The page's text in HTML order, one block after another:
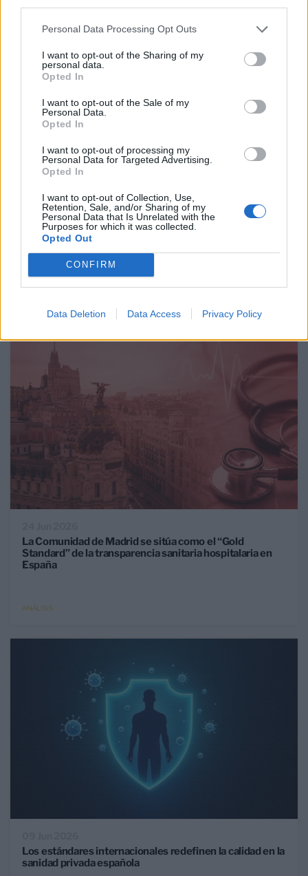
Personal Data Processing Opt Outs
I want to opt-out of the Sharing of my
personal data.
Opted In
I want to opt-out of the Sale of my
Personal Data.
Opted In
I want to opt-out of processing my
Personal Data for Targeted Advertising.
Opted In
I want to opt-out of Collection, Use,
Retention, Sale, and/or Sharing of my
Personal Data that Is Unrelated with the
Purposes for which it was collected.
Opted Out
CONFIRM
Data Deletion Data Access Privacy Policy
30 Jun 2026
El aumento del 52% de plazas MIR no corrige el déficit
de médicos en especialidades y territorios clave según
el Instituto Coordenadas
La Comunidad de Madrid se sitúa como el “Gold
Standard” de la transparencia sanitaria hospitalaria en
España
ANÁLISIS
Los estándares internacionales redefinen la calidad en la
sanidad privada española